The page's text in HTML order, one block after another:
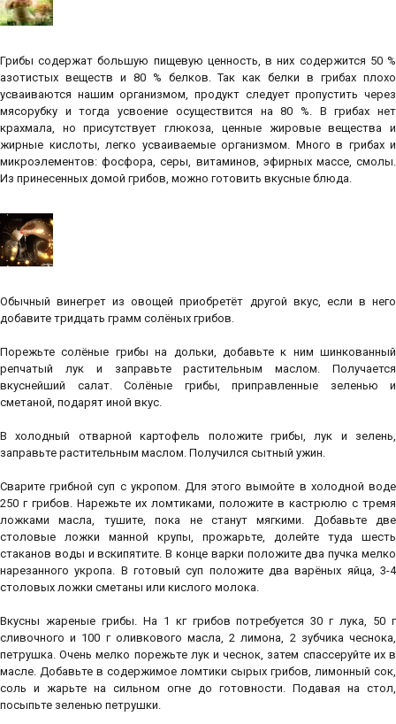
Грибы содержат большую пищевую ценность, в них содержится 50 %
азотистых веществ и 80 % белков. Так как белки в грибах плохо
усваиваются нашим организмом, продукт следует пропустить через
мясорубку и тогда усвоение осуществится на 80 %. В грибах нет
крахмала, но присутствует глюкоза, ценные жировые вещества и
жирные кислоты, легко усваиваемые организмом. Много в грибах и
микроэлементов: фосфора, серы, витаминов, эфирных массе, смолы.
Из принесенных домой грибов, можно готовить вкусные блюда.
Обычный винегрет из овощей приобретёт другой вкус, если в него
добавите тридцать грамм солёных грибов.
Порежьте солёные грибы на дольки, добавьте к ним шинкованный
репчатый лук и заправьте растительным маслом. Получается
вкуснейший салат. Солёные грибы, приправленные зеленью и
сметаной, подарят иной вкус.
В холодный отварной картофель положите грибы, лук и зелень,
заправьте растительным маслом. Получился сытный ужин.
Сварите грибной суп с укропом. Для этого вымойте в холодной воде
250 г грибов. Нарежьте их ломтиками, положите в кастрюлю с тремя
ложками масла, тушите, пока не станут мягкими. Добавьте две
столовые ложки манной крупы, прожарьте, долейте туда шесть
стаканов воды и вскипятите. В конце варки положите два пучка мелко
нарезанного укропа. В готовый суп положите два варёных яйца, 3-4
столовых ложки сметаны или кислого молока.
Вкусны жареные грибы. На 1 кг грибов потребуется 30 г лука, 50 г
сливочного и 100 г оливкового масла, 2 лимона, 2 зубчика чеснока,
петрушка. Очень мелко порежьте лук и чеснок, затем спассеруйте их в
масле. Добавьте в содержимое ломтики сырых грибов, лимонный сок,
соль и жарьте на сильном огне до готовности. Подавая на стол,
посыпьте зеленью петрушки.